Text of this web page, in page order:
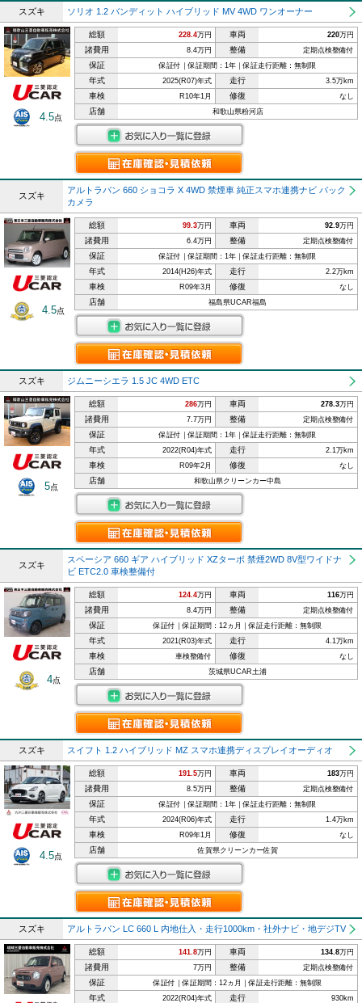
スズキ ソリオ 1.2 バンディット ハイブリッド MV 4WD ワンオーナー
4.5点
総額 228.4万円 車両 220万円
諸費用 8.4万円 整備 定期点検整備付
保証 保証付｜保証期間：1年｜保証走行距離：無制限
年式 2025(R07)年式 走行 3.5万km
車検 R10年1月 修復 なし
店舗 和歌山県粉河店
スズキ
アルトラパン 660 ショコラ X 4WD 禁煙車 純正スマホ連携ナビ バック
カメラ
4.5点
総額 99.3万円 車両 92.9万円
諸費用 6.4万円 整備 定期点検整備付
保証 保証付｜保証期間：1年｜保証走行距離：無制限
年式 2014(H26)年式 走行 2.2万km
車検 R09年3月 修復 なし
店舗 福島県UCAR福島
スズキ ジムニーシエラ 1.5 JC 4WD ETC
5点
総額 286万円 車両 278.3万円
諸費用 7.7万円 整備 定期点検整備付
保証 保証付｜保証期間：1年｜保証走行距離：無制限
年式 2022(R04)年式 走行 2.1万km
車検 R09年2月 修復 なし
店舗 和歌山県クリーンカー中島
スズキ
スペーシア 660 ギア ハイブリッド XZターボ 禁煙2WD 8V型ワイドナ
ビ ETC2.0 車検整備付
4点
総額 124.4万円 車両 116万円
諸費用 8.4万円 整備 定期点検整備付
保証 保証付｜保証期間：12ヵ月｜保証走行距離：無制限
年式 2021(R03)年式 走行 4.1万km
車検 車検整備付 修復 なし
店舗 茨城県UCAR土浦
スズキ スイフト 1.2 ハイブリッド MZ スマホ連携ディスプレイオーディオ
4.5点
総額 191.5万円 車両 183万円
諸費用 8.5万円 整備 定期点検整備付
保証 保証付｜保証期間：1年｜保証走行距離：無制限
年式 2024(R06)年式 走行 1.4万km
車検 R09年1月 修復 なし
店舗 佐賀県クリーンカー佐賀
スズキ アルトラパン LC 660 L 内地仕入・走行1000km・社外ナビ・地デジTV
総額 141.8万円 車両 134.8万円
諸費用 7万円 整備 定期点検整備付
保証 保証付｜保証期間：12ヵ月｜保証走行距離：無制限
年式 2022(R04)年式 走行 930km